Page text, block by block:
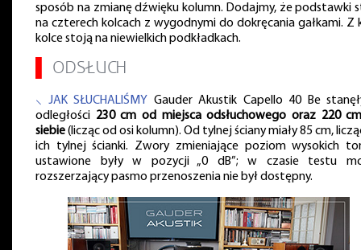
sposób na zmianę dźwięku kolumn. Dodajmy, że podstawki
na czterech kolcach z wygodnymi do dokręcania gałkami. Z
kolce stoją na niewielkich podkładkach.
ODSŁUCH
⸜ JAK SŁUCHALIŚMY Gauder Akustik Capello 40 Be
odległości 230 cm od miejsca odsłuchowego oraz 220
siebie(licząc od osi kolumn). Od tylnej ściany miały 85 cm,
ich tylnej ścianki. Zwory zmieniające poziom wysokich
ustawione były w pozycji „0 dB”; w czasie testu
rozszerzający pasmo przenoszenia nie był dostępny.